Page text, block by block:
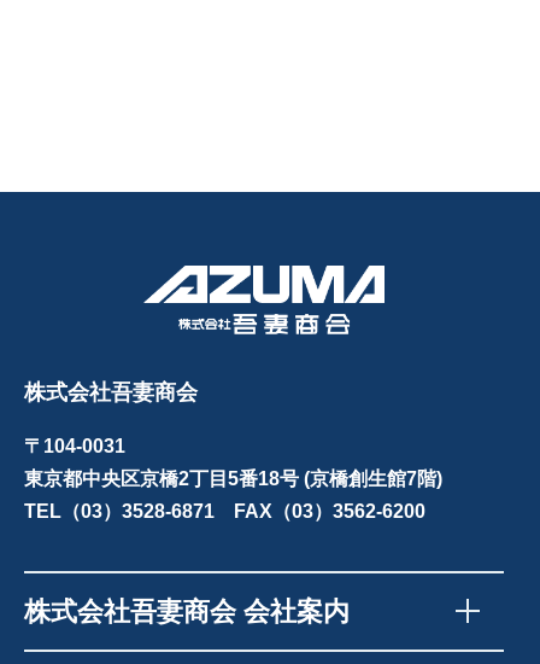
株式会社吾妻商会
〒104-0031
東京都中央区京橋2丁目5番18号 (京橋創生館7階)
TEL（03）3528-6871 FAX（03）3562-6200
株式会社吾妻商会 会社案内